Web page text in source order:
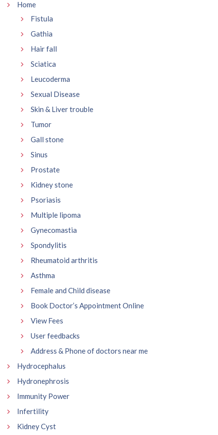
Home
Fistula
Gathia
Hair fall
Sciatica
Leucoderma
Sexual Disease
Skin & Liver trouble
Tumor
Gall stone
Sinus
Prostate
Kidney stone
Psoriasis
Multiple lipoma
Gynecomastia
Spondylitis
Rheumatoid arthritis
Asthma
Female and Child disease
Book Doctor’s Appointment Online
View Fees
User feedbacks
Address & Phone of doctors near me
Hydrocephalus
Hydronephrosis
Immunity Power
Infertility
Kidney Cyst